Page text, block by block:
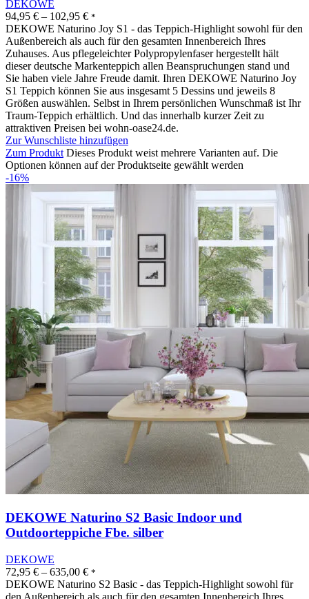
DEKOWE
94,95 € – 102,95 € *
DEKOWE Naturino Joy S1 - das Teppich-Highlight sowohl für den
Außenbereich als auch für den gesamten Innenbereich Ihres
Zuhauses. Aus pflegeleichter Polypropylenfaser hergestellt hält
dieser deutsche Markenteppich allen Beanspruchungen stand und
Sie haben viele Jahre Freude damit. Ihren DEKOWE Naturino Joy
S1 Teppich können Sie aus insgesamt 5 Dessins und jeweils 8
Größen auswählen. Selbst in Ihrem persönlichen Wunschmaß ist Ihr
Traum-Teppich erhältlich. Und das innerhalb kurzer Zeit zu
attraktiven Preisen bei wohn-oase24.de.
Zur Wunschliste hinzufügen
Zum Produkt Dieses Produkt weist mehrere Varianten auf. Die
Optionen können auf der Produktseite gewählt werden
-16%
DEKOWE Naturino S2 Basic Indoor und
Outdoorteppiche Fbe. silber
DEKOWE
72,95 € – 635,00 € *
DEKOWE Naturino S2 Basic - das Teppich-Highlight sowohl für
den Außenbereich als auch für den gesamten Innenbereich Ihres